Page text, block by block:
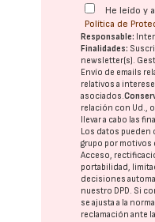
He leído y
Política de
Responsable:
Finalidades:
newsletter(s).
Envío de emails
relativos a
asociados.
relación con Ud.,
llevar a cabo las
Los datos pueden
grupo por motivos
Acceso,
portabilidad,
decisiones
nuestro DPD. Si
se ajusta a la
reclamación ante